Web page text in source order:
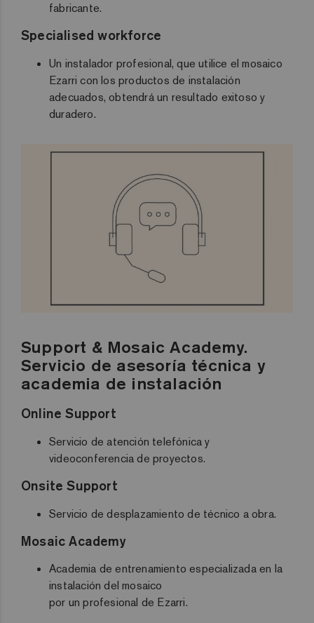
fabricante.
Specialised workforce
Un instalador profesional, que utilice el mosaico
Ezarri con los productos de instalación
adecuados, obtendrá un resultado exitoso y
duradero.
Support & Mosaic Academy.
Servicio de asesoría técnica y
academia de instalación
Online Support
Servicio de atención telefónica y
videoconferencia de proyectos.
Onsite Support
Servicio de desplazamiento de técnico a obra.
Mosaic Academy
Academia de entrenamiento especializada en la
instalación del mosaico
por un profesional de Ezarri.